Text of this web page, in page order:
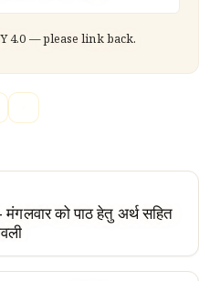
4.0 — please link back.
को पाठ हेतु अर्थ सहित